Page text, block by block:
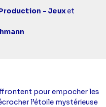
- Jeuxet
pour empocher les
l’étoile mystérieuse